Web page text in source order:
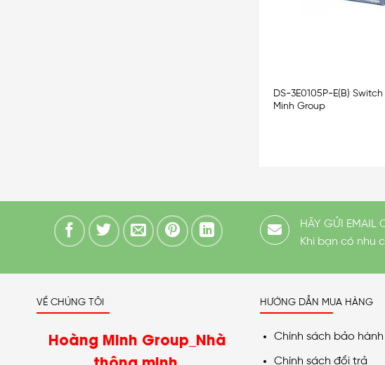
DS-3E0105P-E(B)
Minh Group
HÃY GỬI EMAIL
Khi bạn có nhu
VỀ CHÚNG TÔI
Hoàng Minh Group_Nhà
HƯỚNG DẪN MUA HÀNG
Chính sách bảo hành
Chính sách đổi trả